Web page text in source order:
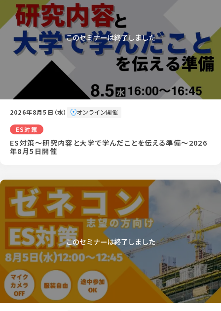
2026年8月5日（水） オンライン開催
ES対策
ES対策～研究内容と大学で学んだことを伝える準備～2026
年8月5日開催